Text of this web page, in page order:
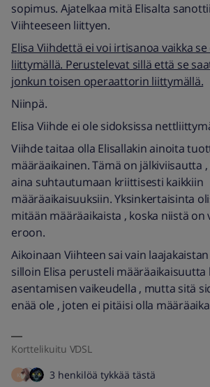
sopimus. Ajatelkaa mitä Elisalta
Viihteeseen liittyen.
Elisa Viihdettä ei voi irtisanoa vaikka
liittymällä. Perustelevat sillä että se
jonkun toisen operaattorin liittymällä.
Niinpä.
Elisa Viihde ei ole sidoksissa
Viihde taitaa olla Elisallakin ainoita
määräaikainen. Tämä on jälkiviisautta
aina suhtautumaan kriittisesti kaikkiin
määräaikaisuuksiin. Yksinkertaisinta
mitään määräaikaista , koska niistä on
eroon.
Aikoinaan Viihteen sai vain
silloin Elisa perusteli määräaikaisuutta
asentamisen vaikeudella , mutta sitä
enää ole , joten ei pitäisi olla
Korttelikuitu VDSL
K 3 henkilöä tykkää tästä